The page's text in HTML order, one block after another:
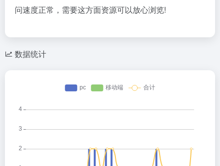
问速度正常，需要这方面资源可以放心浏览!
数据统计